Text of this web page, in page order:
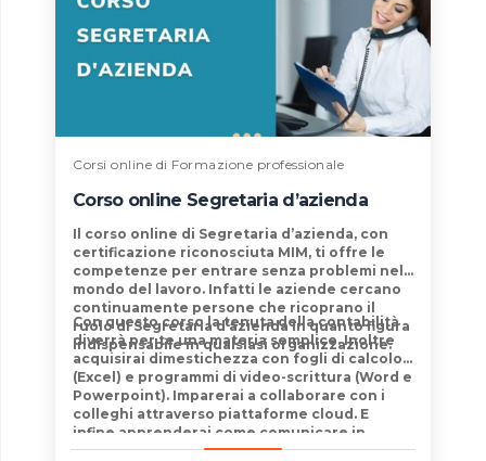
Corsi online di Formazione professionale
Corso online Segretaria d’azienda
Il corso online di Segretaria d’azienda, con
certificazione riconosciuta MIM, ti offre le
competenze per entrare senza problemi nel
mondo del lavoro. Infatti le aziende cercano
continuamente persone che ricoprano il
ruolo di Segretaria d’azienda in quanto figura
indispensabile in qualsiasi organizzazione.
Con questo corsola tenuta della contabilità
diverrà per te una materia semplice. Inoltre
acquisirai dimestichezza con fogli di calcolo
(Excel) e programmi di video-scrittura (Word e
Powerpoint). Imparerai a collaborare con i
colleghi attraverso piattaforme cloud . E
infine apprenderai come comunicare in
modoefficace.